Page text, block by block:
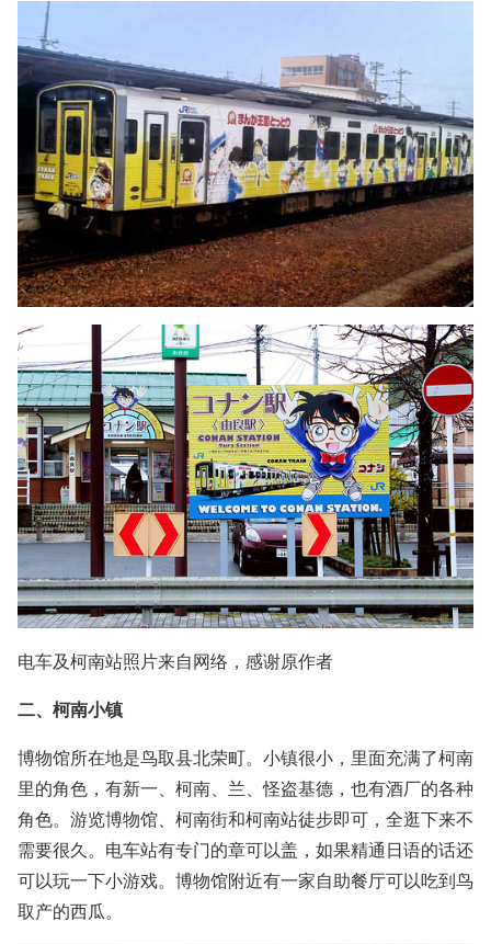
电车及柯南站照片来自网络，感谢原作者
二、柯南小镇
博物馆所在地是鸟取县北荣町。小镇很小，里面充满了柯南
里的角色，有新一、柯南、兰、怪盗基德，也有酒厂的各种
角色。游览博物馆、柯南街和柯南站徒步即可，全逛下来不
需要很久。电车站有专门的章可以盖，如果精通日语的话还
可以玩一下小游戏。博物馆附近有一家自助餐厅可以吃到鸟
取产的西瓜。